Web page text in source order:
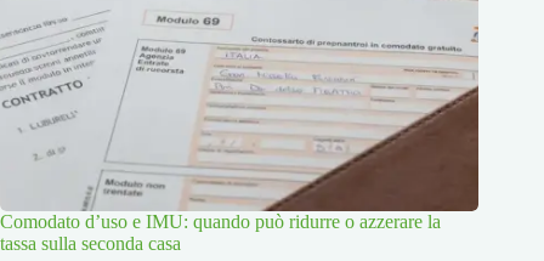
Comodato d’uso e IMU: quando può ridurre o azzerare la
tassa sulla seconda casa